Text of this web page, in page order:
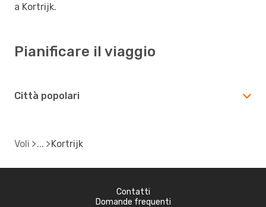
a Kortrijk.
Pianificare il viaggio
Città popolari
Voli Kortrijk
Contatti
Domande frequenti